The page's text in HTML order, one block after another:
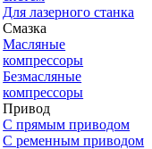
Для лазерного станка
Смазка
Масляные
компрессоры
Безмасляные
компрессоры
Привод
С прямым приводом
С ременным приводом